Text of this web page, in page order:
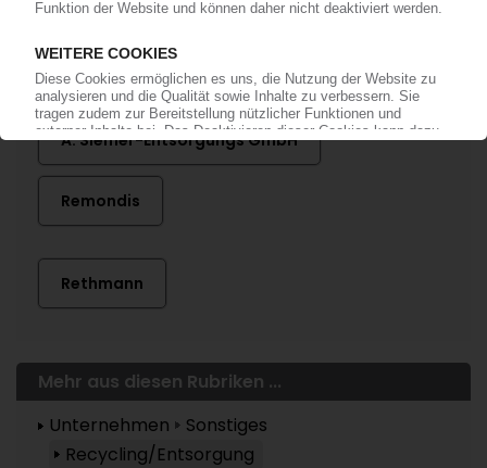
Mehr zu ...
A. Siemer-Entsorgungs GmbH
Remondis
Rethmann
Mehr aus diesen Rubriken ...
Unternehmen
Sonstiges
Recycling/Entsorgung